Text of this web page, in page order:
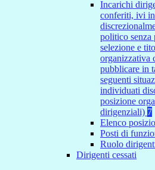
Incarichi
conferiti, ivi
politico senza
selezione e
organizzativa
pubblicare in
seguenti
individuati
posizione
dirigenziali) 7
Elenco
Posti di
Ruolo
Dirigenti cessati